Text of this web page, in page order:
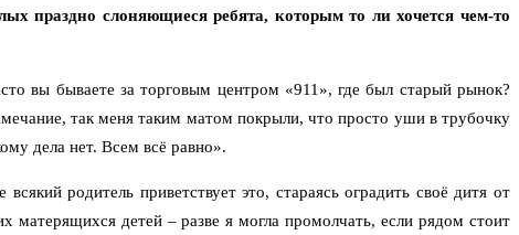
праздно слоняющиеся ребята, которым то ли хочется чем-то
вы бываете за торговым центром «911», где был старый рынок?
так меня таким матом покрыли, что просто уши в трубочку
дела нет. Всем всё равно».
родитель приветствует это, стараясь оградить своё дитя от
матерящихся детей – разве я могла промолчать, если рядом стоит